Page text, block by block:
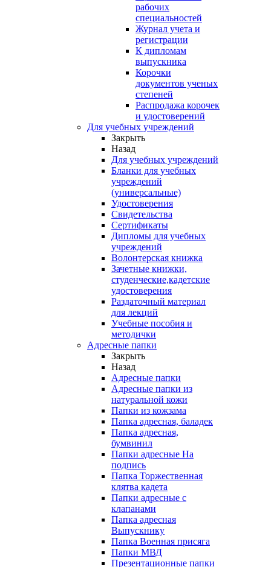
рабочих
специальностей
Журнал учета и
регистрации
К дипломам
выпускника
Корочки
документов ученых
степеней
Распродажа корочек
и удостоверений
Для учебных учреждений
Закрыть
Назад
Для учебных учреждений
Бланки для учебных
учреждений
(универсальные)
Удостоверения
Свидетельства
Сертификаты
Дипломы для учебных
учреждений
Волонтерская книжка
Зачетные книжки,
студенческие,кадетские
удостоверения
Раздаточный материал
для лекций
Учебные пособия и
методички
Адресные папки
Закрыть
Назад
Адресные папки
Адресные папки из
натуральной кожи
Папки из кожзама
Папка адресная, баладек
Папка адресная,
бумвинил
Папки адресные На
подпись
Папка Торжественная
клятва кадета
Папки адресные с
клапанами
Папка адресная
Выпускнику
Папка Военная присяга
Папки МВД
Презентационные папки